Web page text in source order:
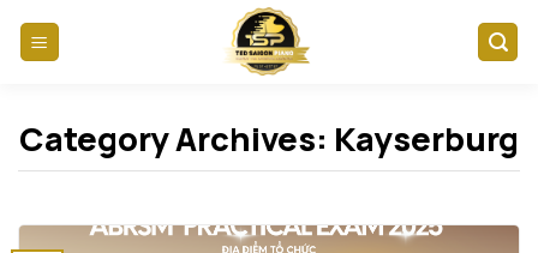
Category Archives: Kayserburg